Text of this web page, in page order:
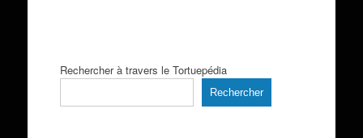
Rechercher à travers le Tortuepédia
Rechercher